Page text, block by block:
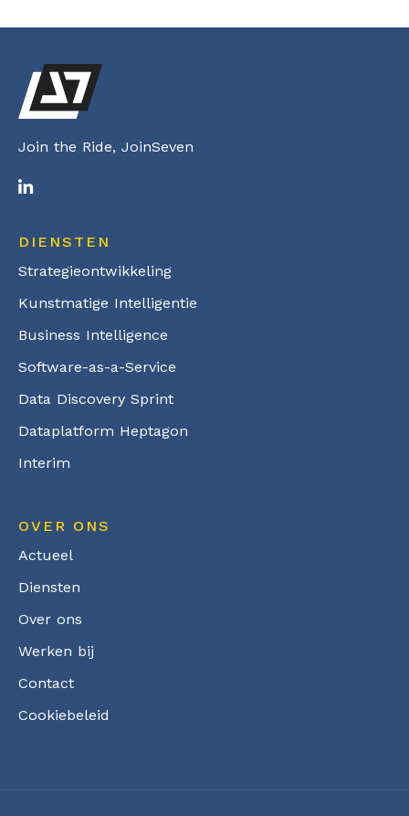
Join the Ride, JoinSeven
DIENSTEN
Strategieontwikkeling
Kunstmatige Intelligentie
Business Intelligence
Software-as-a-Service
Data Discovery Sprint
Dataplatform Heptagon
Interim
OVER ONS
Actueel
Diensten
Over ons
Werken bij
Contact
Cookiebeleid